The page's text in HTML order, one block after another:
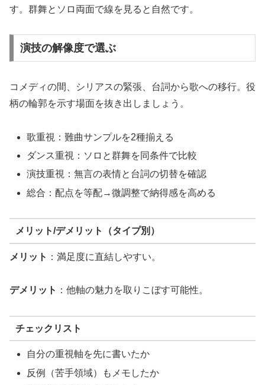
す。群舞とソロ両面で線を見ると自然です。
演技の解像度で選ぶ
コメディの間、シリアスの緊張、台詞から歌への移行。役
柄の輪郭を示す場面を抜き出しましょう。
歌重視：難曲サンプルを2種揃える
ダンス重視：ソロと群舞を同条件で比較
演技重視：無言の表情と台詞の切替を確認
総合：配点を等配→微調整で納得感を高める
メリット/デメリット（タイプ別）
メリット ：満足度に直結しやすい。
デメリット ：他軸の魅力を取りこぼす可能性。
チェックリスト
自分の重視軸を先に書いたか
反例（苦手領域）もメモしたか